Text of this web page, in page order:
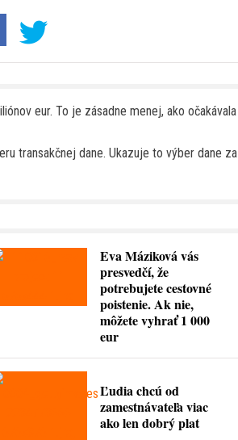
eur. To je zásadne menej, ako očakávala
transakčnej dane. Ukazuje to výber dane za
Eva Máziková vás
presvedčí, že
potrebujete cestovné
poistenie. Ak nie,
môžete vyhrať 1 000
eur
Ľudia chcú od
zamestnávateľa viac
ako len dobrý plat